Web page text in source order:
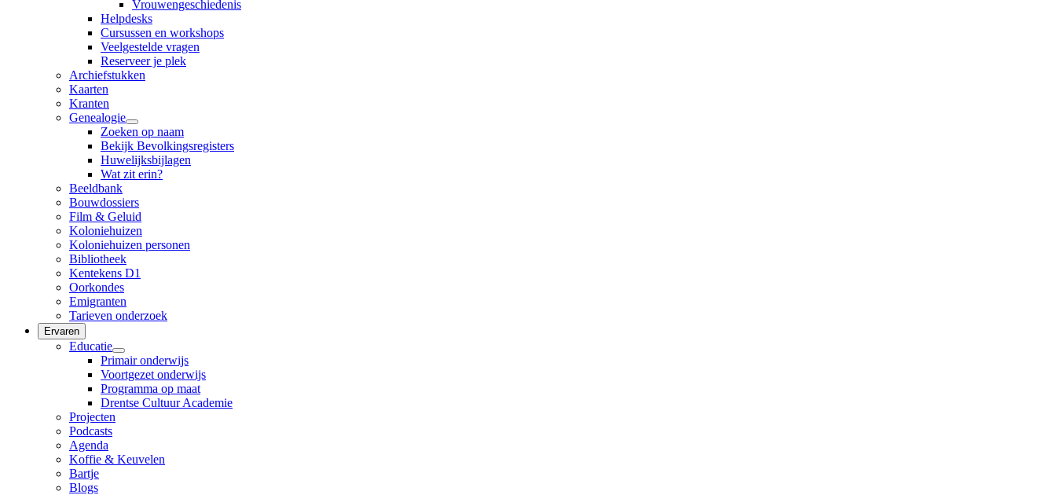
Vrouwengeschiedenis
Helpdesks
Cursussen en workshops
Veelgestelde vragen
Reserveer je plek
Archiefstukken
Kaarten
Kranten
Genealogie
Zoeken op naam
Bekijk Bevolkingsregisters
Huwelijksbijlagen
Wat zit erin?
Beeldbank
Bouwdossiers
Film & Geluid
Koloniehuizen
Koloniehuizen personen
Bibliotheek
Kentekens D1
Oorkondes
Emigranten
Tarieven onderzoek
Ervaren
Educatie
Primair onderwijs
Voortgezet onderwijs
Programma op maat
Drentse Cultuur Academie
Projecten
Podcasts
Agenda
Koffie & Keuvelen
Bartje
Blogs